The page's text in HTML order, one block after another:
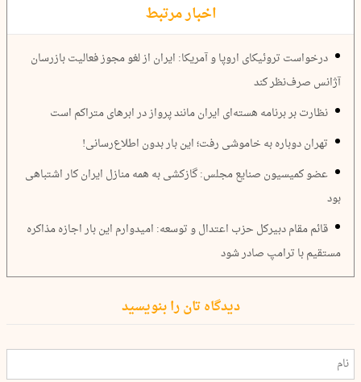
اخبار مرتبط
درخواست تروئیکای اروپا و آمریکا: ایران از‌ لغو مجوز فعالیت بازرسان
آژانس صرف‌نظر کند
نظارت بر برنامه هسته‌ای ایران مانند پرواز در ابرهای متراکم است
تهران دوباره به خاموشی رفت؛ این بار بدون اطلاع‌رسانی!
عضو کمیسیون صنایع مجلس: گازکشی به همه منازل ایران کار اشتباهی
بود
قائم مقام دبیرکل حزب اعتدال و توسعه: امیدوارم این بار اجازه‌ مذاکره‌
مستقیم با ترامپ صادر شود
دیدگاه تان را بنویسید